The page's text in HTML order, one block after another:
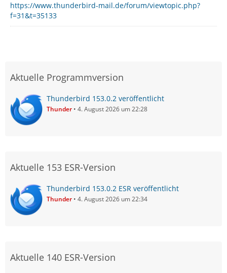
https://www.thunderbird-mail.de/forum/viewtopic.php?
f=31&t=35133
Aktuelle Programmversion
Thunderbird 153.0.2 veröffentlicht
Thunder 4. August 2026 um 22:28
Aktuelle 153 ESR-Version
Thunderbird 153.0.2 ESR veröffentlicht
Thunder 4. August 2026 um 22:34
Aktuelle 140 ESR-Version